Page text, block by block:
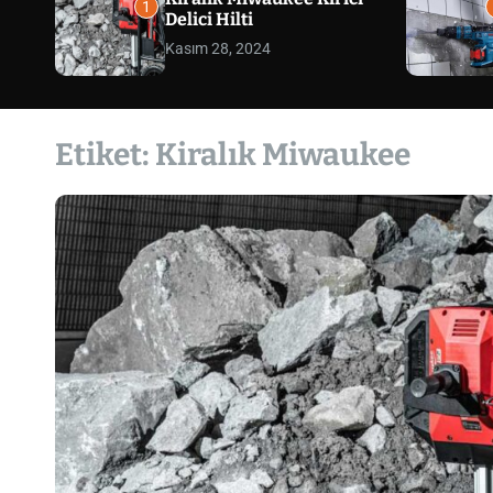
1
Delici Hilti
Kasım 28, 2024
Etiket: Kiralık Miwaukee